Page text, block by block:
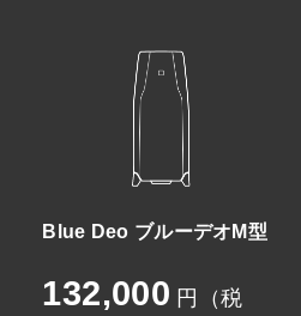
Blue Deo ブルーデオM型
132,000 円（税